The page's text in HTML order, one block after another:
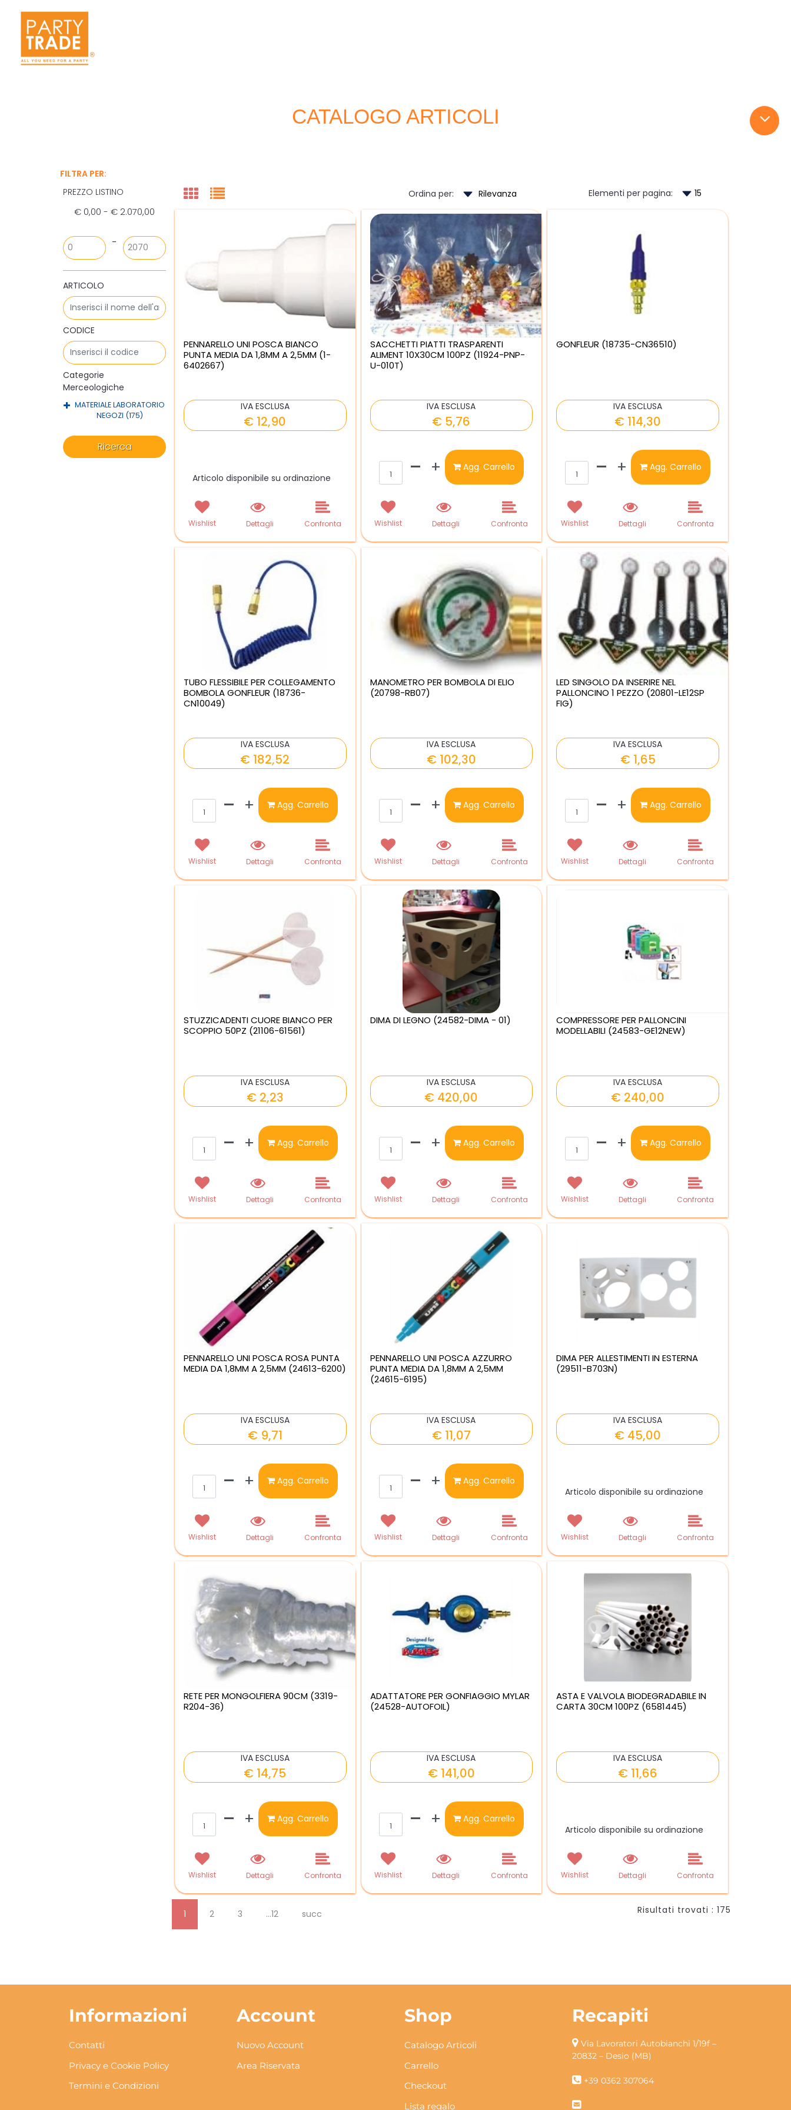
CATALOGO ARTICOLI
FILTRA PER:
PREZZO LISTINO
€ 0,00 - € 2.070,00
Prezzo minimo
- Prezzo massimo
ARTICOLO
CODICE
Categorie
Merceologiche
MATERIALE LABORATORIO
NEGOZI (175)
Ordina per: Elementi per pagina:
PENNARELLO UNI POSCA BIANCO
PUNTA MEDIA DA 1,8MM A 2,5MM (1-
6402667)
IVA ESCLUSA
€ 12,90
Articolo disponibile su ordinazione
Wishlist Dettagli Confronta
SACCHETTI PIATTI TRASPARENTI
ALIMENT 10X30CM 100PZ (11924-PNP-
U-010T)
IVA ESCLUSA
€ 5,76
Quantità
Agg. Carrello
Wishlist Dettagli Confronta
GONFLEUR (18735-CN36510)
IVA ESCLUSA
€ 114,30
Quantità
Agg. Carrello
Wishlist Dettagli Confronta
TUBO FLESSIBILE PER COLLEGAMENTO
BOMBOLA GONFLEUR (18736-
CN10049)
IVA ESCLUSA
€ 182,52
Quantità
Agg. Carrello
Wishlist Dettagli Confronta
MANOMETRO PER BOMBOLA DI ELIO
(20798-RB07)
IVA ESCLUSA
€ 102,30
Quantità
Agg. Carrello
Wishlist Dettagli Confronta
LED SINGOLO DA INSERIRE NEL
PALLONCINO 1 PEZZO (20801-LE12SP
FIG)
IVA ESCLUSA
€ 1,65
Quantità
Agg. Carrello
Wishlist Dettagli Confronta
STUZZICADENTI CUORE BIANCO PER
SCOPPIO 50PZ (21106-61561)
IVA ESCLUSA
€ 2,23
Quantità
Agg. Carrello
Wishlist Dettagli Confronta
DIMA DI LEGNO (24582-DIMA - 01)
IVA ESCLUSA
€ 420,00
Quantità
Agg. Carrello
Wishlist Dettagli Confronta
COMPRESSORE PER PALLONCINI
MODELLABILI (24583-GE12NEW)
IVA ESCLUSA
€ 240,00
Quantità
Agg. Carrello
Wishlist Dettagli Confronta
PENNARELLO UNI POSCA ROSA PUNTA
MEDIA DA 1,8MM A 2,5MM (24613-6200)
IVA ESCLUSA
€ 9,71
Quantità
Agg. Carrello
Wishlist Dettagli Confronta
PENNARELLO UNI POSCA AZZURRO
PUNTA MEDIA DA 1,8MM A 2,5MM
(24615-6195)
IVA ESCLUSA
€ 11,07
Quantità
Agg. Carrello
Wishlist Dettagli Confronta
DIMA PER ALLESTIMENTI IN ESTERNA
(29511-B703N)
IVA ESCLUSA
€ 45,00
Articolo disponibile su ordinazione
Wishlist Dettagli Confronta
RETE PER MONGOLFIERA 90CM (3319-
R204-36)
IVA ESCLUSA
€ 14,75
Quantità
Agg. Carrello
Wishlist Dettagli Confronta
ADATTATORE PER GONFIAGGIO MYLAR
(24528-AUTOFOIL)
IVA ESCLUSA
€ 141,00
Quantità
Agg. Carrello
Wishlist Dettagli Confronta
ASTA E VALVOLA BIODEGRADABILE IN
CARTA 30CM 100PZ (6581445)
IVA ESCLUSA
€ 11,66
Articolo disponibile su ordinazione
Wishlist Dettagli Confronta
Risultati trovati : 175
1 2 3 ...12 succ
Informazioni
Contatti
Privacy e Cookie Policy
Termini e Condizioni
Account
Nuovo Account
Area Riservata
Shop
Catalogo Articoli
Carrello
Checkout
Lista regalo
Recapiti
Via Lavoratori Autobianchi 1/19f –
20832 – Desio (MB)
+39 0362 307064